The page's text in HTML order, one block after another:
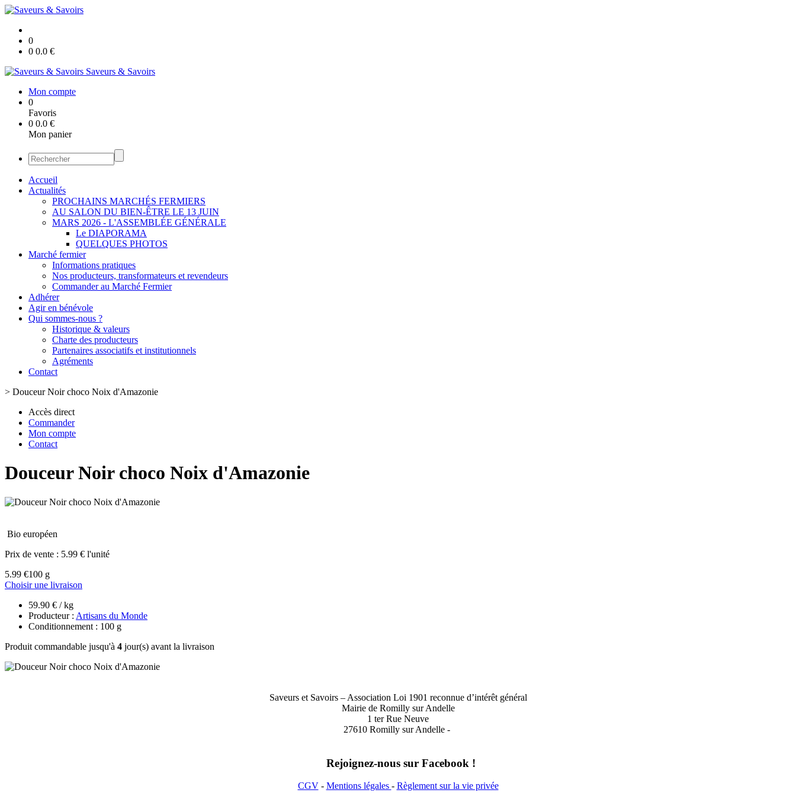
0
0 0.0 €
Saveurs & Savoirs
Mon compte
0
Favoris
0 0.0 €
Mon panier
Accueil
Actualités
PROCHAINS MARCHÉS FERMIERS
AU SALON DU BIEN-ÊTRE LE 13 JUIN
MARS 2026 - L'ASSEMBLÉE GÉNÉRALE
Le DIAPORAMA
QUELQUES PHOTOS
Marché fermier
Informations pratiques
Nos producteurs, transformateurs et revendeurs
Commander au Marché Fermier
Adhérer
Agir en bénévole
Qui sommes-nous ?
Historique & valeurs
Charte des producteurs
Partenaires associatifs et institutionnels
Agréments
Contact
> Douceur Noir choco Noix d'Amazonie
Accès direct
Commander
Mon compte
Contact
Douceur Noir choco Noix d'Amazonie
Bio européen
Prix de vente : 5.99 € l'unité
5.99 €100 g
Choisir une livraison
59.90 € / kg
Producteur : Artisans du Monde
Conditionnement : 100 g
Produit commandable jusqu'à 4 jour(s) avant la livraison
Saveurs et Savoirs – Association Loi 1901 reconnue d’intérêt général
Mairie de Romilly sur Andelle
1 ter Rue Neuve
27610 Romilly sur Andelle -
Rejoignez-nous sur Facebook !
CGV- Mentions légales - Règlement sur la vie privée